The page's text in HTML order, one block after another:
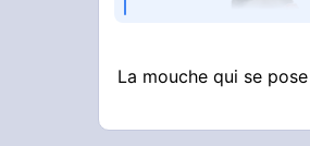
La mouche qui se